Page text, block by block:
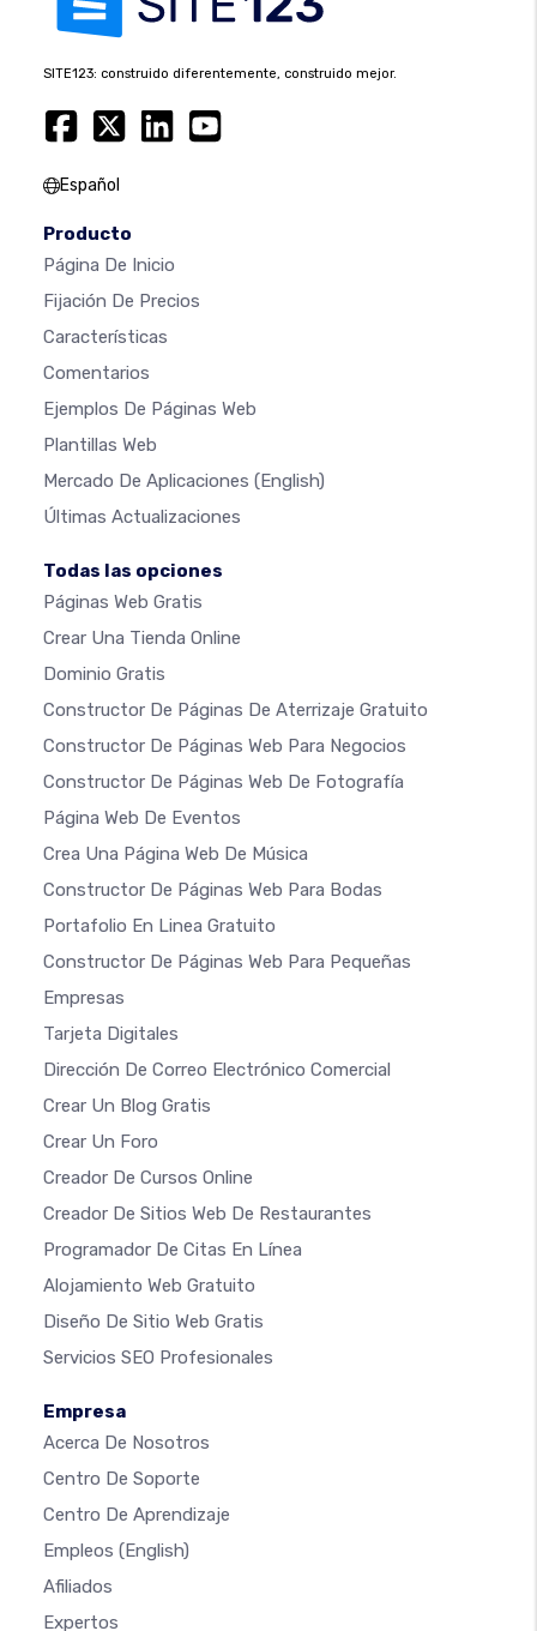
SITE123: construido diferentemente, construido mejor.
Español
Producto
Página De Inicio
Fijación De Precios
Características
Comentarios
Ejemplos De Páginas Web
Plantillas Web
Mercado De Aplicaciones (English)
Últimas Actualizaciones
Todas las opciones
Páginas Web Gratis
Crear Una Tienda Online
Dominio Gratis
Constructor De Páginas De Aterrizaje Gratuito
Constructor De Páginas Web Para Negocios
Constructor De Páginas Web De Fotografía
Página Web De Eventos
Crea Una Página Web De Música
Constructor De Páginas Web Para Bodas
Portafolio En Linea Gratuito
Constructor De Páginas Web Para Pequeñas
Empresas
Tarjeta Digitales
Dirección De Correo Electrónico Comercial
Crear Un Blog Gratis
Crear Un Foro
Creador De Cursos Online
Creador De Sitios Web De Restaurantes
Programador De Citas En Línea
Alojamiento Web Gratuito
Diseño De Sitio Web Gratis
Servicios SEO Profesionales
Empresa
Acerca De Nosotros
Centro De Soporte
Centro De Aprendizaje
Empleos (English)
Afiliados
Expertos